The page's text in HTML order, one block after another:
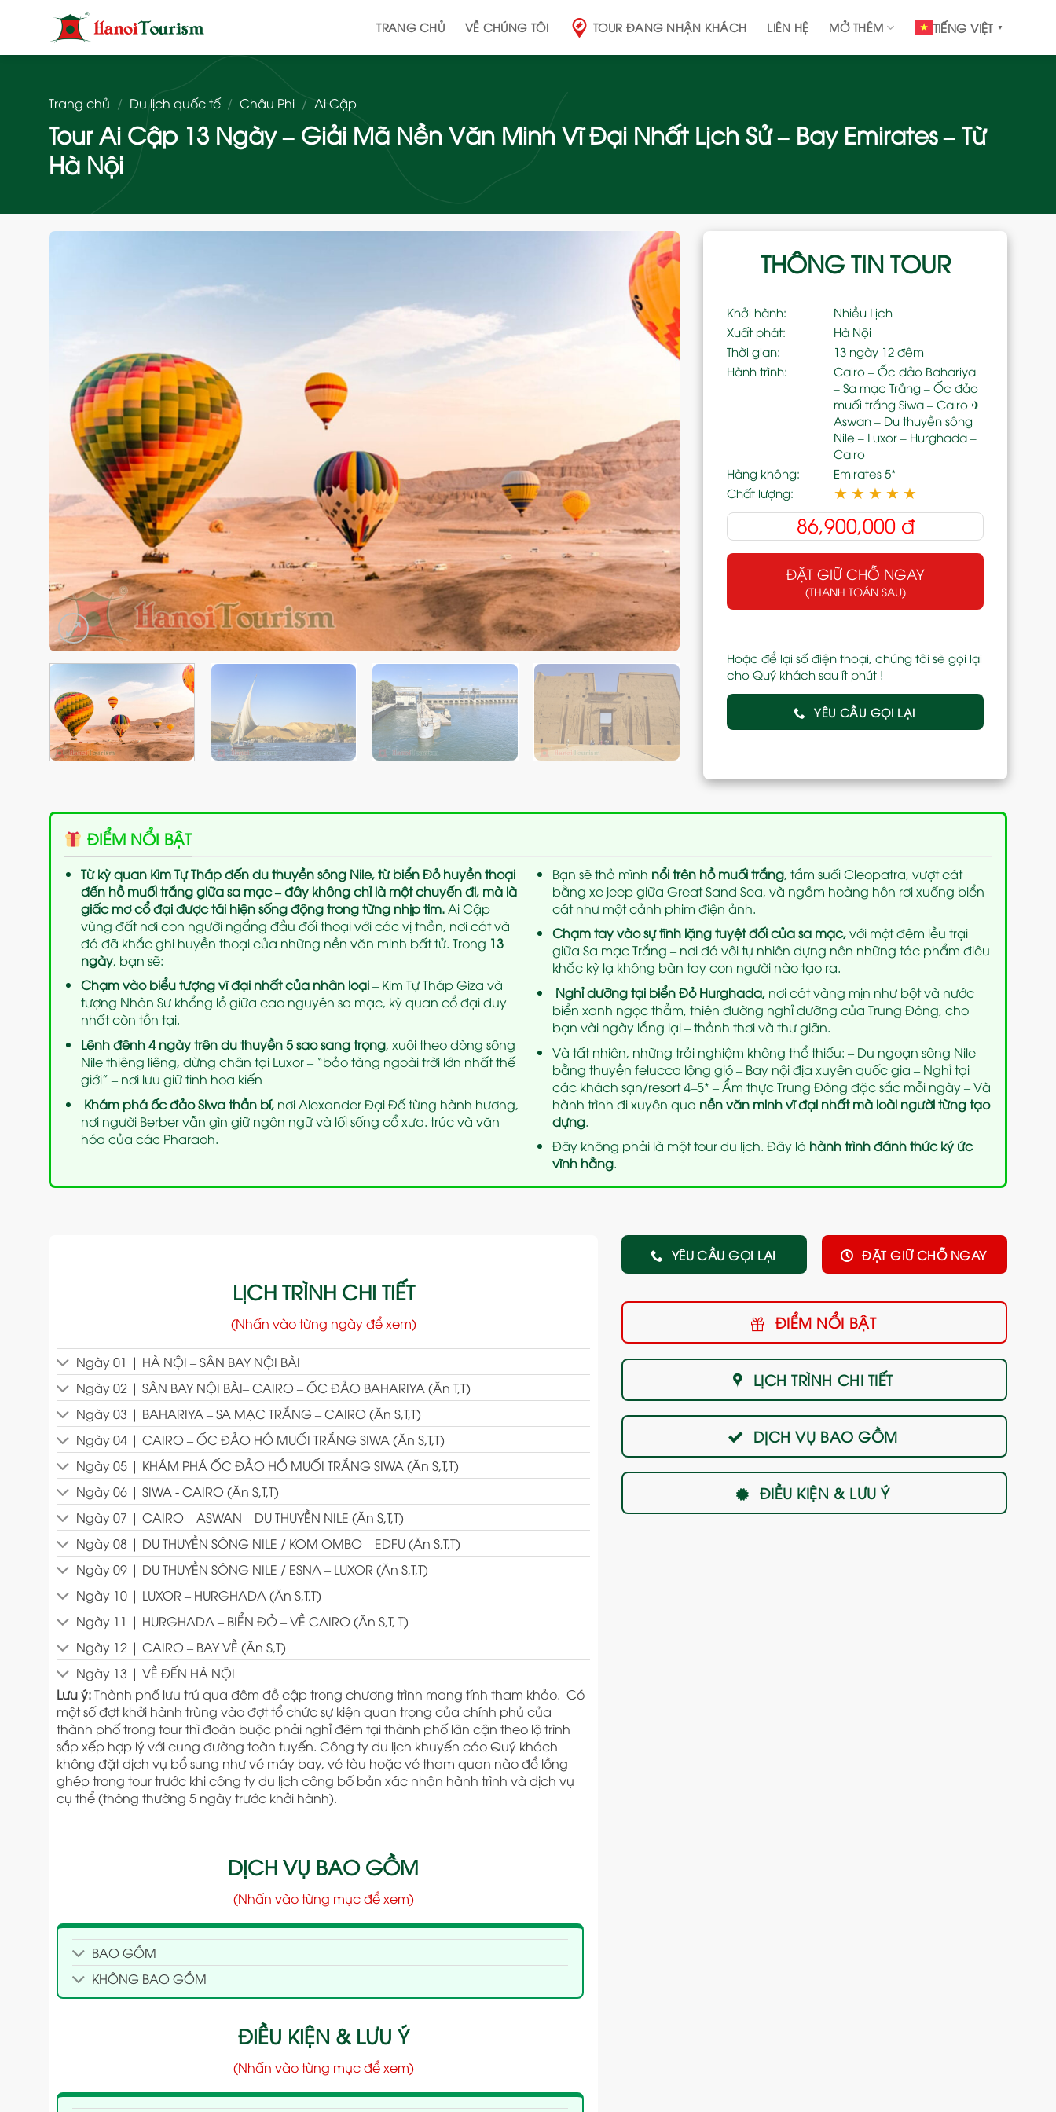
dung
TRANG CHỦ VỀ CHÚNG TÔI TOUR ĐANG NHẬN KHÁCH LIÊN HỆ MỞ THÊM TIẾNG VIỆT ▼
Trang chủ / Du lịch quốc tế / Châu Phi / Ai Cập
Tour Ai Cập 13 Ngày – Giải Mã Nền Văn Minh Vĩ Đại Nhất Lịch Sử – Bay Emirates – Từ
Hà Nội
Add
to
wishlist
THÔNG TIN TOUR
Khởi hành:
Nhiều Lịch
Xuất phát:
Hà Nội
Thời gian:
13 ngày 12 đêm
Hành trình:
Cairo – Ốc đảo Bahariya
– Sa mạc Trắng – Ốc đảo
muối trắng Siwa – Cairo ✈
Aswan – Du thuyền sông
Nile – Luxor – Hurghada –
Cairo
Hàng không:
Emirates 5*
Chất lượng:
★ ★ ★ ★ ★
86,900,000đ
ĐẶT GIỮ CHỖ NGAY
(THANH TOÁN SAU)
Hoặc để lại số điện thoại, chúng tôi sẽ gọi lại
cho Quý khách sau ít phút !
YÊU CẦU GỌI LẠI
ĐIỂM NỔI BẬT
Từ kỳ quan Kim Tự Tháp đến du thuyền sông Nile, từ biển Đỏ huyền thoại
đến hồ muối trắng giữa sa mạc – đây không chỉ là một chuyến đi, mà là
giấc mơ cổ đại được tái hiện sống động trong từng nhịp tim.Ai Cập –
vùng đất nơi con người ngẩng đầu đối thoại với các vị thần, nơi cát và
đá đã khắc ghi huyền thoại của những nền văn minh bất tử. Trong 13
ngày, bạn sẽ:
Chạm vào biểu tượng vĩ đại nhất của nhân loại– Kim Tự Tháp Giza và
tượng Nhân Sư khổng lồ giữa cao nguyên sa mạc, kỳ quan cổ đại duy
nhất còn tồn tại.
Lênh đênh 4 ngày trên du thuyền 5 sao sang trọng, xuôi theo dòng sông
Nile thiêng liêng, dừng chân tại Luxor – “bảo tàng ngoài trời lớn nhất thế
giới” – nơi lưu giữ tinh hoa kiến
Khám phá ốc đảo Siwa thần bí,nơi Alexander Đại Đế từng hành hương,
nơi người Berber vẫn gìn giữ ngôn ngữ và lối sống cổ xưa. trúc và văn
hóa của các Pharaoh.
Bạn sẽ thả mình nổi trên hồ muối trắng, tắm suối Cleopatra, vượt cát
bằng xe jeep giữa Great Sand Sea, và ngắm hoàng hôn rơi xuống biển
cát như một cảnh phim điện ảnh.
Chạm tay vào sự tĩnh lặng tuyệt đối của sa mạc,với một đêm lều trại
giữa Sa mạc Trắng – nơi đá vôi tự nhiên dựng nên những tác phẩm điêu
khắc kỳ lạ không bàn tay con người nào tạo ra.
Nghỉ dưỡng tại biển Đỏ Hurghada,nơi cát vàng mịn như bột và nước
biển xanh ngọc thẳm, thiên đường nghỉ dưỡng của Trung Đông, cho
bạn vài ngày lắng lại – thảnh thơi và thư giãn.
Và tất nhiên, những trải nghiệm không thể thiếu: – Du ngoạn sông Nile
bằng thuyền felucca lộng gió – Bay nội địa xuyên quốc gia – Nghỉ tại
các khách sạn/resort 4–5* – Ẩm thực Trung Đông đặc sắc mỗi ngày – Và
hành trình đi xuyên qua nền văn minh vĩ đại nhất mà loài người từng tạo
dựng.
Đây không phải là một tour du lịch. Đây là hành trình đánh thức ký ức
vĩnh hằng.
LỊCH TRÌNH CHI TIẾT
(Nhấn vào từng ngày để xem)
Ngày 01 | HÀ NỘI – SÂN BAY NỘI BÀI
Ngày 02 | SÂN BAY NỘI BÀI– CAIRO – ỐC ĐẢO BAHARIYA (Ăn T,T)
Ngày 03 | BAHARIYA – SA MẠC TRẮNG – CAIRO (Ăn S,T,T)
Ngày 04 | CAIRO – ỐC ĐẢO HỒ MUỐI TRẮNG SIWA (Ăn S,T,T)
Ngày 05 | KHÁM PHÁ ỐC ĐẢO HỒ MUỐI TRẮNG SIWA (Ăn S,T,T)
Ngày 06 | SIWA - CAIRO (Ăn S,T,T)
Ngày 07 | CAIRO – ASWAN – DU THUYỀN NILE (Ăn S,T,T)
Ngày 08 | DU THUYỀN SÔNG NILE / KOM OMBO – EDFU (Ăn S,T,T)
Ngày 09 | DU THUYỀN SÔNG NILE / ESNA – LUXOR (Ăn S,T,T)
Ngày 10 | LUXOR – HURGHADA (Ăn S,T,T)
Ngày 11 | HURGHADA – BIỂN ĐỎ – VỀ CAIRO (Ăn S,T, T)
Ngày 12 | CAIRO – BAY VỀ (Ăn S,T)
Ngày 13 | VỀ ĐẾN HÀ NỘI
Lưu ý:Thành phố lưu trú qua đêm đề cập trong chương trình mang tính tham khảo. Có
một số đợt khởi hành trùng vào đợt tổ chức sự kiện quan trọng của chính phủ của
thành phố trong tour thì đoàn buộc phải nghỉ đêm tại thành phố lân cận theo lộ trình
sắp xếp hợp lý với cung đường toàn tuyến. Công ty du lịch khuyến cáo Quý khách
không đặt dịch vụ bổ sung như vé máy bay, vé tàu hoặc vé tham quan nào để lồng
ghép trong tour trước khi công ty du lịch công bố bản xác nhận hành trình và dịch vụ
cụ thể (thông thường 5 ngày trước khởi hành).
DỊCH VỤ BAO GỒM
(Nhấn vào từng mục để xem)
BAO GỒM
KHÔNG BAO GỒM
ĐIỀU KIỆN & LƯU Ý
(Nhấn vào từng mục để xem)
YÊU CẦU GỌI LẠI ĐẶT GIỮ CHỖ NGAY
ĐIỂM NỔI BẬT
LỊCH TRÌNH CHI TIẾT
DỊCH VỤ BAO GỒM
ĐIỀU KIỆN & LƯU Ý